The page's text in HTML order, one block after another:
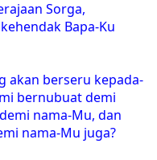
Sorga,
Bapa-Ku
akan berseru kepada-
bernubuat demi
nama-Mu, dan
nama-Mu juga?